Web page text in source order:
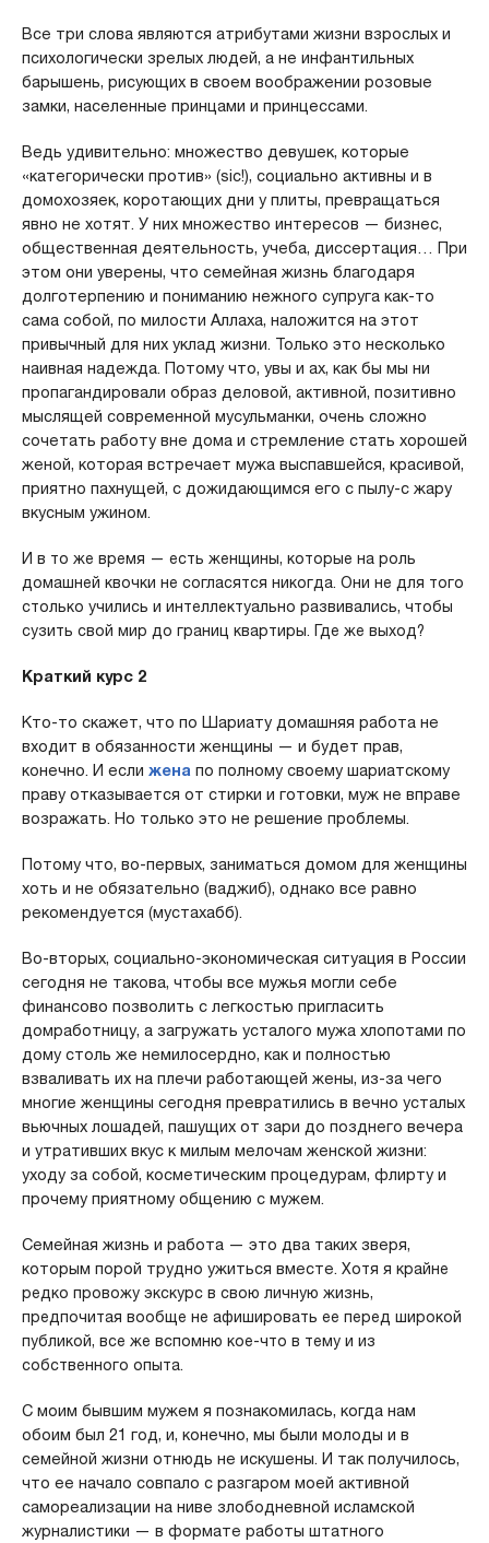
Все три слова являются атрибутами жизни взрослых и
психологически зрелых людей, а не инфантильных
барышень, рисующих в своем воображении розовые
замки, населенные принцами и принцессами.
Ведь удивительно: множество девушек, которые
«категорически против» (sic!), социально активны и в
домохозяек, коротающих дни у плиты, превращаться
явно не хотят. У них множество интересов — бизнес,
общественная деятельность, учеба, диссертация… При
этом они уверены, что семейная жизнь благодаря
долготерпению и пониманию нежного супруга как-то
сама собой, по милости Аллаха, наложится на этот
привычный для них уклад жизни. Только это несколько
наивная надежда. Потому что, увы и ах, как бы мы ни
пропагандировали образ деловой, активной, позитивно
мыслящей современной мусульманки, очень сложно
сочетать работу вне дома и стремление стать хорошей
женой, которая встречает мужа выспавшейся, красивой,
приятно пахнущей, с дожидающимся его с пылу-с жару
вкусным ужином.
И в то же время — есть женщины, которые на роль
домашней квочки не согласятся никогда. Они не для того
столько учились и интеллектуально развивались, чтобы
сузить свой мир до границ квартиры. Где же выход?
Краткий курс 2
Кто-то скажет, что по Шариату домашняя работа не
входит в обязанности женщины — и будет прав,
конечно. И если женапо полному своему шариатскому
праву отказывается от стирки и готовки, муж не вправе
возражать. Но только это не решение проблемы.
Потому что, во-первых, заниматься домом для женщины
хоть и не обязательно (ваджиб), однако все равно
рекомендуется (мустахабб).
Во-вторых, социально-экономическая ситуация в России
сегодня не такова, чтобы все мужья могли себе
финансово позволить с легкостью пригласить
домработницу, а загружать усталого мужа хлопотами по
дому столь же немилосердно, как и полностью
взваливать их на плечи работающей жены, из-за чего
многие женщины сегодня превратились в вечно усталых
вьючных лошадей, пашущих от зари до позднего вечера
и утративших вкус к милым мелочам женской жизни:
уходу за собой, косметическим процедурам, флирту и
прочему приятному общению с мужем.
Семейная жизнь и работа — это два таких зверя,
которым порой трудно ужиться вместе. Хотя я крайне
редко провожу экскурс в свою личную жизнь,
предпочитая вообще не афишировать ее перед широкой
публикой, все же вспомню кое-что в тему и из
собственного опыта.
С моим бывшим мужем я познакомилась, когда нам
обоим был 21 год, и, конечно, мы были молоды и в
семейной жизни отнюдь не искушены. И так получилось,
что ее начало совпало с разгаром моей активной
самореализации на ниве злободневной исламской
журналистики — в формате работы штатного